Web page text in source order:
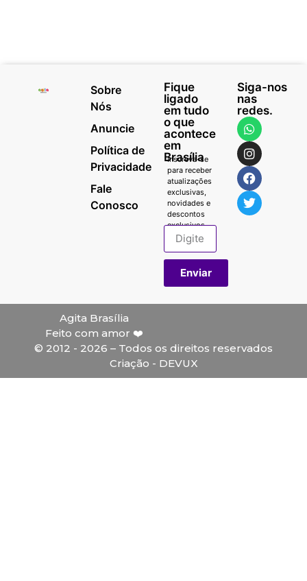
Sobre
Nós
Anuncie
Política de
Privacidade
Fale
Conosco
Fique
ligado
em tudo
o que
acontece
em
Brasília
Inscreva-se
para receber
atualizações
exclusivas,
novidades e
descontos
exclusivos.
Enviar
Siga-nos
nas
redes.
Agita Brasília
Feito com amor ❤️
© 2012 - 2026 – Todos os direitos reservados
Criação - DEVUX